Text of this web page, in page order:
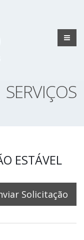
SERVIÇOS
ESTÁVEL
Solicitação